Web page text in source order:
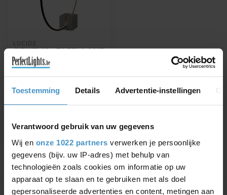
Toestemming Details Advertentie-instellingen
Verantwoord gebruik van uw gegevens
Wij en onze 1022 partners verwerken je persoonlijke
gegevens (bijv. uw IP-adres) met behulp van
technologieën zoals cookies om informatie op uw
apparaat op te slaan en te gebruiken met als doel
gepersonaliseerde advertenties en content, metingen aan
LUCIDE
CIRKELIS - TAFELLAMP
- Ø 83 CM - LED DIMB. -
1X24W 3000K -
ZWART
CIRKELIS - Tafellamp - Ø 83
Toon1-1van 1